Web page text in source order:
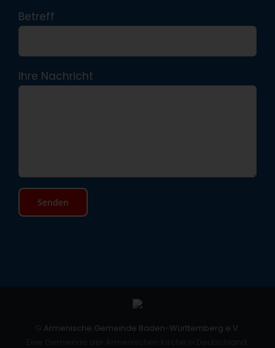
Betreff
Ihre Nachricht
Armenische Gemeinde Baden-Württemberg e.V.